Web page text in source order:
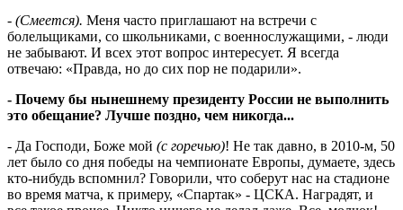
- (Смеется). Меня часто приглашают на встречи с
болельщиками, со школьниками, с военнослужащими, - люди
не забывают. И всех этот вопрос интересует. Я всегда
отвечаю: «Правда, но до сих пор не подарили».
- Почему бы нынешнему президенту России не выполнить
это обещание? Лучше поздно, чем никогда...
- Да Господи, Боже мой (с горечью)! Не так давно, в 2010-м, 50
лет было со дня победы на чемпионате Европы, думаете, здесь
кто-нибудь вспомнил? Говорили, что соберут нас на стадионе
во время матча, к примеру, «Спартак» - ЦСКА. Наградят, и